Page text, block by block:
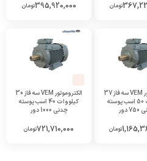
تومان 395,920,000تومان
الکتروموتور VEM سه فاز 37
کیلووات 50 اسب پوسته
دور
تومان
الکتروموتور VEM سه فاز 30
کیلووات 40 اسب پوسته
چدنی 1000 دور
721,710,000تومان